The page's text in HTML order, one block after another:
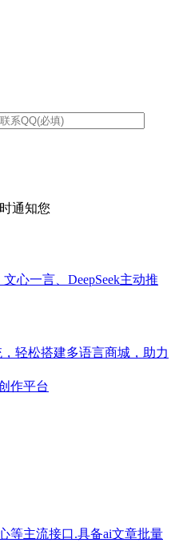
通知您
心一言、DeepSeek主动推
轻松搭建多语言商城，助力
作平台
等主流接口.具备ai文章批量